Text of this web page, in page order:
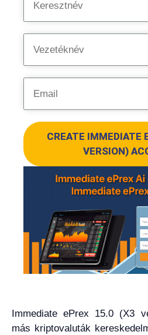
CREATE IMMEDIATE
VERSION)
Immediate ePrex 15.0 (X3
más kriptovaluták